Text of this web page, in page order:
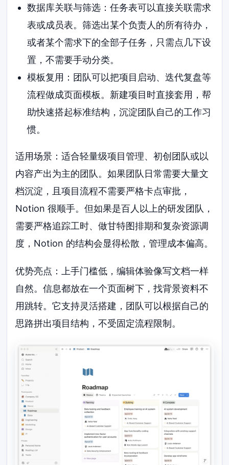
数据库关联与筛选：任务表可以直接关联需求
表或成员表。筛选出某个负责人的所有待办，
或者某个需求下的全部子任务，只需点几下设
置，不需要手动分类。
模板复用：团队可以把项目启动、迭代复盘等
流程做成页面模板。新建项目时直接套用，帮
助快速搭起标准结构，沉淀团队自己的工作习
惯。
适用场景：适合轻量级项目管理、初创团队或以
内容产出为主的团队。如果团队日常需要大量文
档沉淀，且项目流程不需要严格卡点审批，
Notion 很顺手。但如果是百人以上的研发团队，
需要严格追踪工时、做甘特图排期和复杂资源调
度，Notion 的结构会显得松散，管理成本偏高。
优势亮点：上手门槛低，编辑体验像写文档一样
自然。信息都放在一个页面树下，找背景资料不
用跳转。它支持灵活搭建，团队可以根据自己的
思路拼出项目结构，不受固定流程限制。